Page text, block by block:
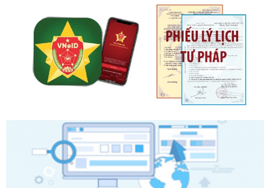
Số kí hiệu:
Tên: Quyết định công bố Danh mục thủ tục hành chính mới
ban hành, được sửa đổi, bổ sung, bị bãi bỏ và phê duyệt
Quy trình nội bộ, quy trình điện tử giải quyết thủ tục hành
chính trong một số lĩnh vực thuộc phạm vi chức năng quản
lý của Sở Văn hóa, Thể tha
Ngày ban hành: 01/06/2026
Tên: Quyết định công bố Danh mục thủ tục hành chính
được sửa đổi, bổ sung và phê duyệt Quy trình nội bộ, quy
trình điện tử giải quyết thủ tục hành chính trong lĩnh vực Du
lịch thuộc phạm vi chức năng quản lý của Sở Văn hóa, Thể
thao và Du lịch
Ngày ban hành: 01/06/2026